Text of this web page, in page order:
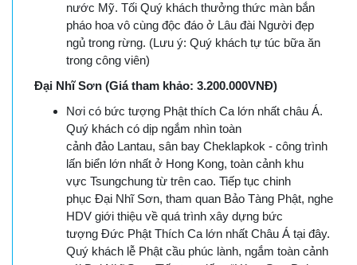
nước Mỹ. Tối Quý khách thưởng thức màn bắn
pháo hoa vô cùng độc đáo ở Lâu đài Người đẹp
ngủ trong rừng. (Lưu ‎ý: Quý khách tự túc bữa ăn
trong công viên)
Đại Nhĩ Sơn (Giá tham khảo: 3.200.000VNĐ)
Nơi có bức tượng Phật thích Ca lớn nhất châu Á.
Quý khách có dịp ngắm nhìn toàn
cảnh đảo Lantau, sân bay Cheklapkok - công trình
lấn biển lớn nhất ở Hong Kong, toàn cảnh khu
vực Tsungchung từ trên cao. Tiếp tục chinh
phục Đại Nhĩ Sơn, tham quan Bảo Tàng Phật, nghe
HDV giới thiệu về quá trình xây dựng bức
tượng Đức Phật Thích Ca lớn nhất Châu Á tại đây.
Quý khách lễ Phật cầu phúc lành, ngắm toàn cảnh